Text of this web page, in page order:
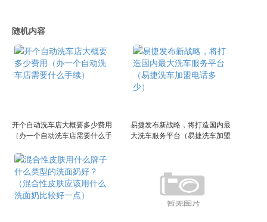
随机内容
开个自动洗车店大概要多少费用
（办一个自动洗车店需要什么手
易捷发布新战略，将打造国内最
大洗车服务平台（易捷洗车加盟